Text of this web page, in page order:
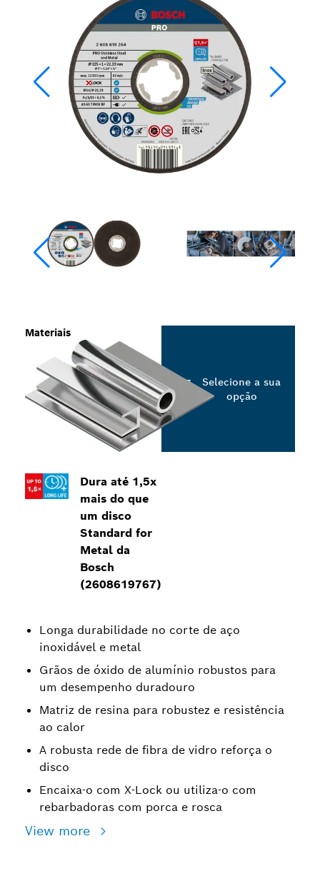
Dura até 1,5x
mais do que
um disco
Standard for
Metal da
Bosch
(2608619767)
Longa durabilidade no corte de aço
inoxidável e metal
Grãos de óxido de alumínio robustos para
um desempenho duradouro
Matriz de resina para robustez e resistência
ao calor
A robusta rede de fibra de vidro reforça o
disco
Encaixa-o com X-Lock ou utiliza-o com
rebarbadoras com porca e rosca
View more
Materiais
Selecione a sua
opção